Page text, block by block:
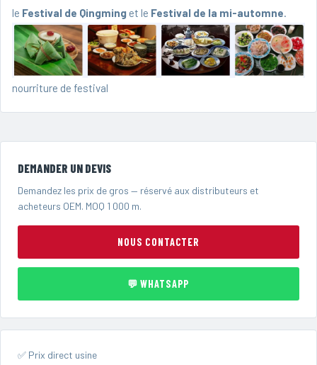
le Festival de Qingming et le Festival de la mi-automne
nourriture de festival
DEMANDER UN DEVIS
Demandez les prix de gros — réservé aux distributeurs et
acheteurs OEM. MOQ 1 000 m.
NOUS CONTACTER
💬 WHATSAPP
✅ Prix direct usine